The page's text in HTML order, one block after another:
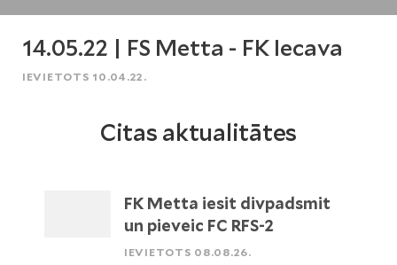
14.05.22 | FS Metta - FK Iecava
IEVIETOTS 10.04.22.
Citas aktualitātes
FK Metta iesit divpadsmit
un pieveic FC RFS-2
IEVIETOTS 08.08.26.